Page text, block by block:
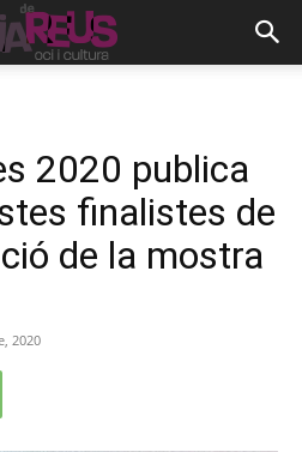
2020 publica
finalistes de
de la mostra
2020